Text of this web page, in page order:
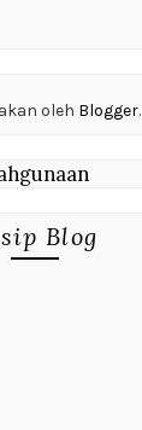
oleh Blogger.
Blog